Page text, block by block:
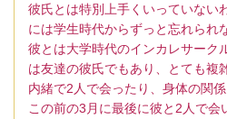
彼氏とは特別上手くいっていない
には学生時代からずっと忘れられ
彼とは大学時代のインカレサーク
は友達の彼氏でもあり、とても複
内緒で2人で会ったり、身体の関
この前の3月に最後に彼と2人で